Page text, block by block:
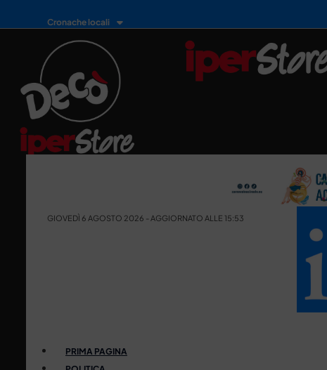
Cronache locali
GIOVEDÌ 6 AGOSTO 2026 - AGGIORNATO ALLE 15:53
PRIMA PAGINA